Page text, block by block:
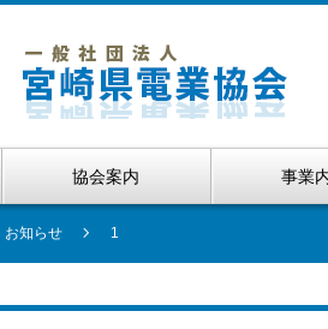
協会案内 事業
お知らせ 1